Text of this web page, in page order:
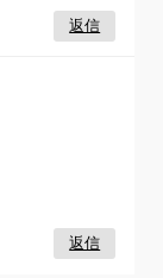
返信
返信